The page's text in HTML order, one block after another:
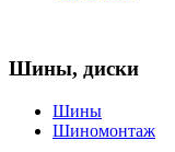
Шины, диски
Шины
Шиномонтаж